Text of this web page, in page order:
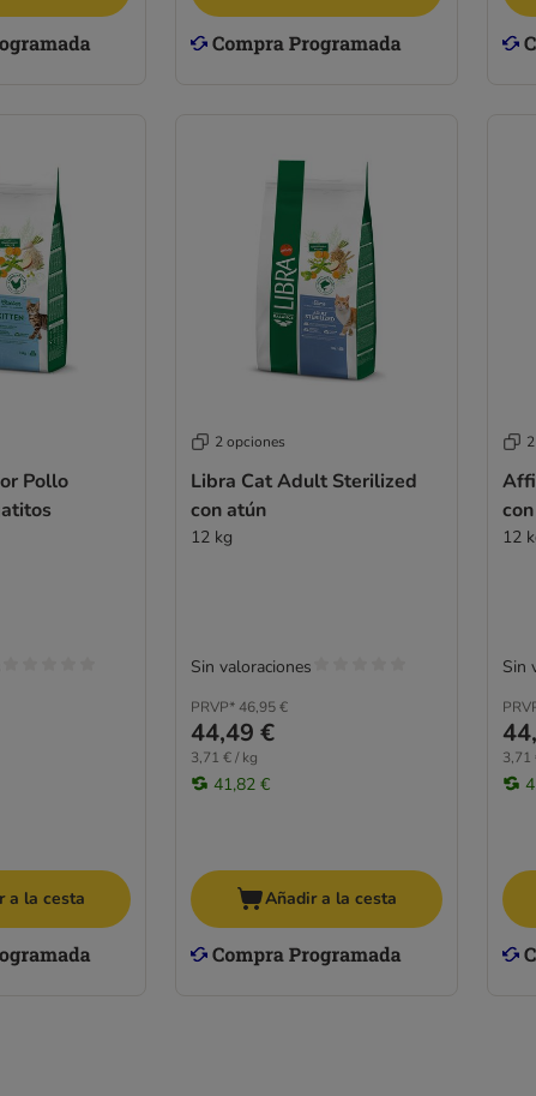
Pollo
a la cesta
2 opciones
Libra Cat Adult Sterilized
con atún
12 kg
PRVP*46,95 €
44,49 €
3,71 € / kg
41,82 €
Sin valoraciones
Añadir a la cesta
12
3,71
Sin